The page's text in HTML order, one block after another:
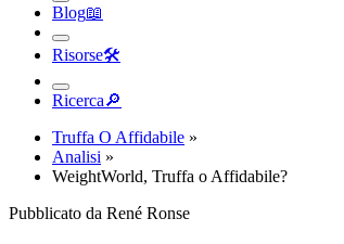
Blog📖︎
Risorse🛠︎
Ricerca🔎︎
Truffa O Affidabile »
Analisi »
WeightWorld, Truffa o Affidabile?
Pubblicato da René Ronse